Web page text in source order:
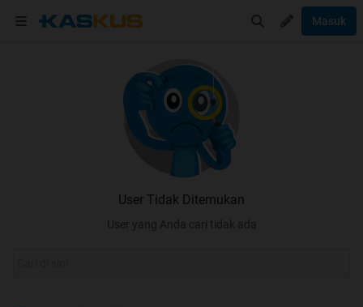
Masuk
User Tidak Ditemukan
User yang Anda cari tidak ada